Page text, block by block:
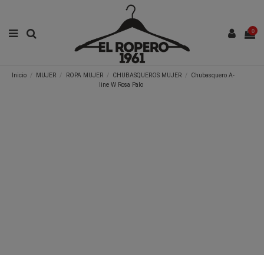
0
Inicio MUJER ROPA MUJER CHUBASQUEROS MUJER
Chubasquero A-
line W Rosa Palo